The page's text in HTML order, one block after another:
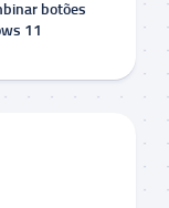
botões
11